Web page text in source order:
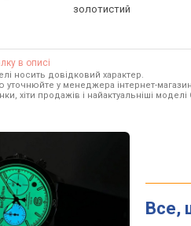
золотистий
в описі
носить довідковий характер.
у менеджера інтернет-
хіти продажів і найактуальніші моделі
Все,